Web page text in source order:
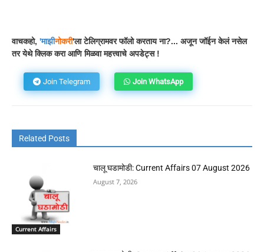
वाचकहो, 'माझीनोकरी'ला टेलिग्रामवर फॉलो करताय ना?... अजून जॉईन केलं नसेल
तर येथे क्लिक करा आणि मिळवा महत्त्वाचे अपडेट्स !
Join Telegram Join WhatsApp
Related Posts
Current Affairs
चालू घडामोडी: Current Affairs 07 August 2026
August 7, 2026